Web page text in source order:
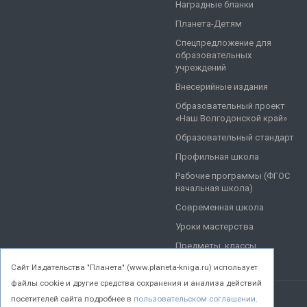
Наградные бланки
Планета-Детям
Спецпредложение для
образовательных
учреждений
Внесерийные издания
Образовательный проект
«Наш Волгодонской край»
Образовательный стандарт
Профильная школа
Рабочие программы (ФГОС
начальная школа)
Современная школа
Уроки мастерства
Предметы, классы
Cайт Издательства "Планета" (www.planeta-kniga.ru) использует
файлы cookie и другие средства сохранения и анализа действий
посетителей сайта подробнее в пользовательском соглашении.